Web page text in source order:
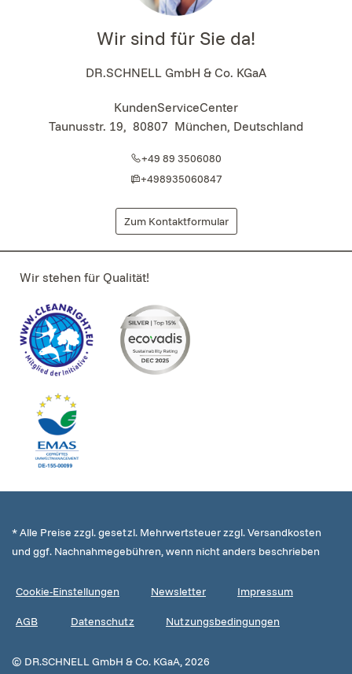
Wir sind für Sie da!
DR.SCHNELL GmbH & Co. KGaA
KundenServiceCenter
Taunusstr. 19, 80807 München, Deutschland
+49 89 3506080
+498935060847
Zum Kontaktformular
Wir stehen für Qualität!
* Alle Preise zzgl. gesetzl. Mehrwertsteuer zzgl. Versandkosten
und ggf. Nachnahmegebühren, wenn nicht anders beschrieben
Cookie-Einstellungen Newsletter Impressum
AGB Datenschutz Nutzungsbedingungen
© DR.SCHNELL GmbH & Co. KGaA, 2026